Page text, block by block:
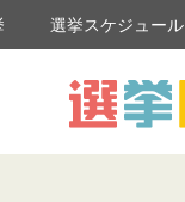
選挙スケジュール